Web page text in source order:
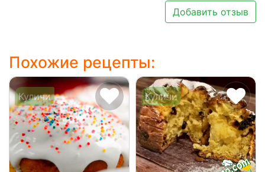
Добавить отзыв
Похожие рецепты:
Куличи Куличи